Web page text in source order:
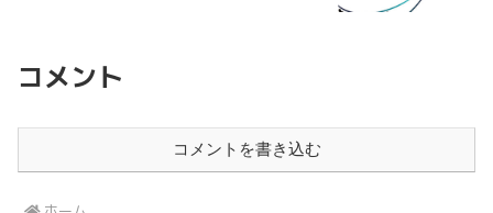
コメント
コメントを書き込む